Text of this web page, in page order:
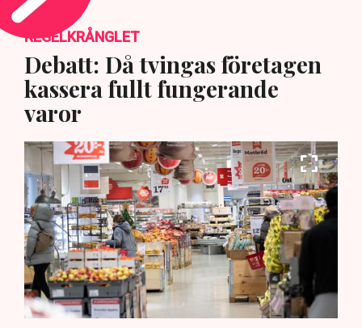
REGELKRÅNGLET
Debatt: Då tvingas företagen
kassera fullt fungerande
varor